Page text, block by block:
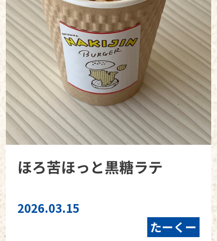
ほろ苦ほっと黒糖ラテ
2026.03.15
たーくー